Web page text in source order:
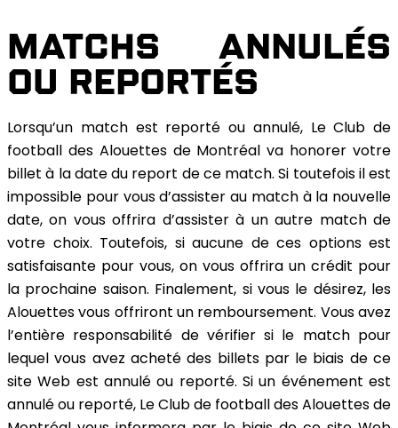
MATCHS ANNULÉS
OU REPORTÉS
Lorsqu’un match est reporté ou annulé, Le Club de
football des Alouettes de Montréal va honorer votre
billet à la date du report de ce match. Si toutefois il est
impossible pour vous d’assister au match à la nouvelle
date, on vous offrira d’assister à un autre match de
votre choix. Toutefois, si aucune de ces options est
satisfaisante pour vous, on vous offrira un crédit pour
la prochaine saison. Finalement, si vous le désirez, les
Alouettes vous offriront un remboursement. Vous avez
l’entière responsabilité de vérifier si le match pour
lequel vous avez acheté des billets par le biais de ce
site Web est annulé ou reporté. Si un événement est
annulé ou reporté, Le Club de football des Alouettes de